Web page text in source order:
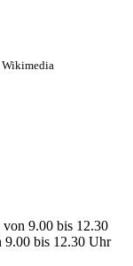
9.00 bis 12.30
9.00 bis 12.30 Uhr